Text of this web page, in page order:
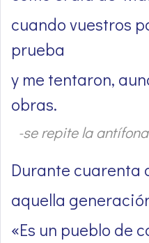
cuando vuestros
prueba
y me tentaron,
obras.
-se repite la antífona
Durante cuarenta
aquella
«Es un pueblo de